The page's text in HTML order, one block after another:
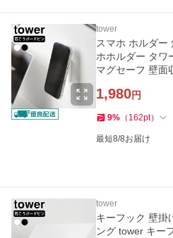
tower
スマホ ホルダー
ホホルダー タワ
マグセーフ 壁面
1,980円
9% （ 162pt）
最短8/8お届け
tower
キーフック 壁掛
ング tower キー